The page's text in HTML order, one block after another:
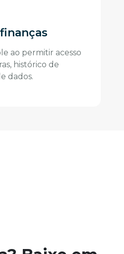
ao permitir acesso
histórico de
dados.